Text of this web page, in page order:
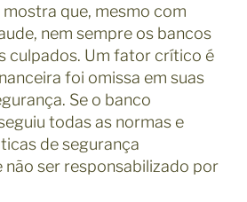
que, mesmo com
nem sempre os bancos
culpados. Um fator crítico é
foi omissa em suas
Se o banco
todas as normas e
de segurança
não ser responsabilizado por